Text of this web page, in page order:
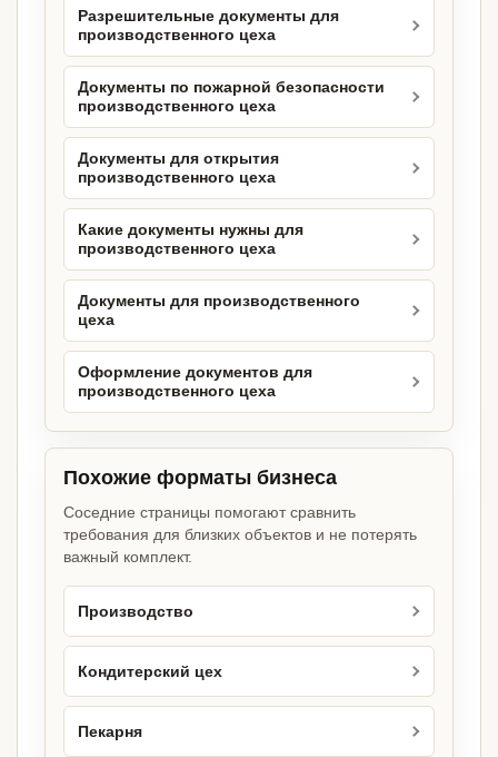
Разрешительные документы для
производственного цеха
Документы по пожарной безопасности
производственного цеха
Документы для открытия
производственного цеха
Какие документы нужны для
производственного цеха
Документы для производственного
цеха
Оформление документов для
производственного цеха
Похожие форматы бизнеса
Соседние страницы помогают сравнить
требования для близких объектов и не потерять
важный комплект.
Производство
Кондитерский цех
Пекарня